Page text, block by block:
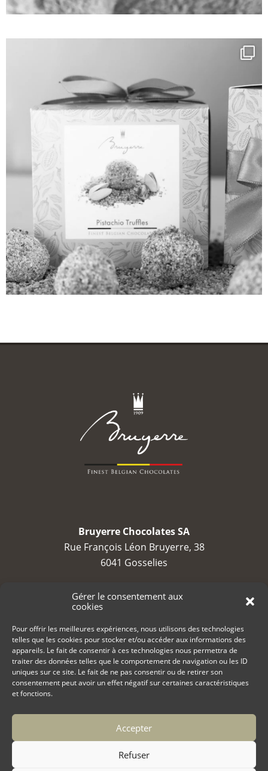
Gérer le consentement aux
cookies
Pour offrir les meilleures expériences, nous utilisons des technologies
telles que les cookies pour stocker et/ou accéder aux informations des
appareils. Le fait de consentir à ces technologies nous permettra de
traiter des données telles que le comportement de navigation ou les ID
uniques sur ce site. Le fait de ne pas consentir ou de retirer son
consentement peut avoir un effet négatif sur certaines caractéristiques
et fonctions.
Accepter
Refuser
Bruyerre Chocolates SA
Rue François Léon Bruyerre, 38
6041 Gosselies
TVA : BE 0688 794 525
contact@bruyerre.eu
+32 (0)71 23 23 80
Copyright 2022 Bruyerre Chocolates
Politique de cookies (UE)